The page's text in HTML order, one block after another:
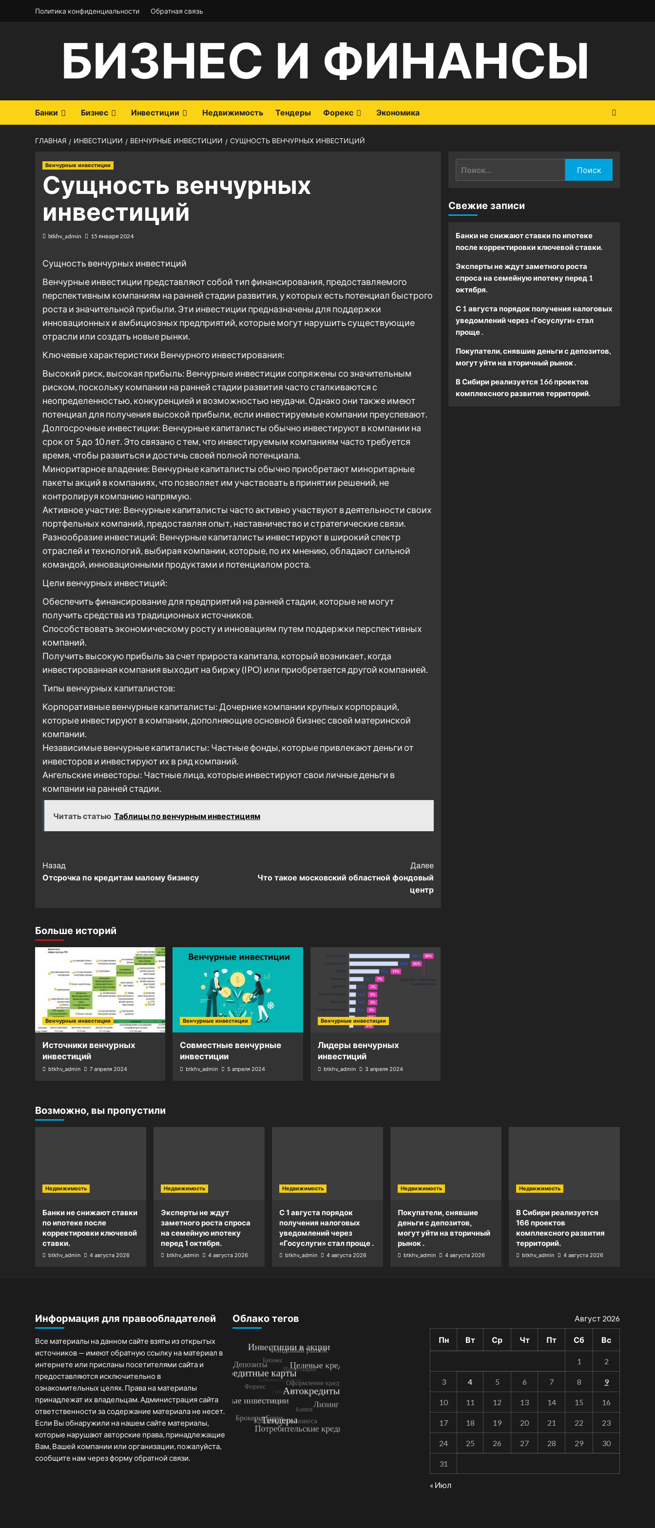
Политика конфиденциальности Обратная связь
БИЗНЕС И ФИНАНСЫ
Банки Бизнес Инвестиции Недвижимость Тендеры Форекс Экономика
ГЛАВНАЯ ИНВЕСТИЦИИ ВЕНЧУРНЫЕ ИНВЕСТИЦИИ СУЩНОСТЬ ВЕНЧУРНЫХ ИНВЕСТИЦИЙ
Венчурные инвестиции
Сущность венчурных
инвестиций
btkhv_admin 15 января 2024
Сущность венчурных инвестиций
Венчурные инвестиции представляют собой тип финансирования, предоставляемого
перспективным компаниям на ранней стадии развития, у которых есть потенциал быстрого
роста и значительной прибыли. Эти инвестиции предназначены для поддержки
инновационных и амбициозных предприятий, которые могут нарушить существующие
отрасли или создать новые рынки.
Ключевые характеристики Венчурного инвестирования:
Высокий риск, высокая прибыль: Венчурные инвестиции сопряжены со значительным
риском, поскольку компании на ранней стадии развития часто сталкиваются с
неопределенностью, конкуренцией и возможностью неудачи. Однако они также имеют
потенциал для получения высокой прибыли, если инвестируемые компании преуспевают.
Долгосрочные инвестиции: Венчурные капиталисты обычно инвестируют в компании на
срок от 5 до 10 лет. Это связано с тем, что инвестируемым компаниям часто требуется
время, чтобы развиться и достичь своей полной потенциала.
Миноритарное владение: Венчурные капиталисты обычно приобретают миноритарные
пакеты акций в компаниях, что позволяет им участвовать в принятии решений, не
контролируя компанию напрямую.
Активное участие: Венчурные капиталисты часто активно участвуют в деятельности своих
портфельных компаний, предоставляя опыт, наставничество и стратегические связи.
Разнообразие инвестиций: Венчурные капиталисты инвестируют в широкий спектр
отраслей и технологий, выбирая компании, которые, по их мнению, обладают сильной
командой, инновационными продуктами и потенциалом роста.
Цели венчурных инвестиций:
Обеспечить финансирование для предприятий на ранней стадии, которые не могут
получить средства из традиционных источников.
Способствовать экономическому росту и инновациям путем поддержки перспективных
компаний.
Получить высокую прибыль за счет прироста капитала, который возникает, когда
инвестированная компания выходит на биржу (IPO) или приобретается другой компанией.
Типы венчурных капиталистов:
Корпоративные венчурные капиталисты: Дочерние компании крупных корпораций,
которые инвестируют в компании, дополняющие основной бизнес своей материнской
компании.
Независимые венчурные капиталисты: Частные фонды, которые привлекают деньги от
инвесторов и инвестируют их в ряд компаний.
Ангельские инвесторы: Частные лица, которые инвестируют свои личные деньги в
компании на ранней стадии.
Читать статью Таблицы по венчурным инвестициям
Post
Navigation
Назад
Отсрочка по кредитам малому бизнесу
Далее
Что такое московский областной фондовый
центр
Больше историй
Венчурные инвестиции
Источники венчурных
инвестиций
btkhv_admin 7 апреля 2024
Венчурные инвестиции
Совместные венчурные
инвестиции
btkhv_admin 5 апреля 2024
Венчурные инвестиции
Лидеры венчурных
инвестиций
btkhv_admin 3 апреля 2024
Свежие записи
Банки не снижают ставки по ипотеке
после корректировки ключевой ставки.
Эксперты не ждут заметного роста
спроса на семейную ипотеку перед 1
октября.
С 1 августа порядок получения налоговых
уведомлений через «Госуслуги» стал
проще .
Покупатели, снявшие деньги с депозитов,
могут уйти на вторичный рынок .
В Сибири реализуется 166 проектов
комплексного развития территорий.
Возможно, вы пропустили
Недвижимость
Банки не снижают ставки
по ипотеке после
корректировки ключевой
ставки.
btkhv_admin 4 августа 2026
Недвижимость
Эксперты не ждут
заметного роста спроса
на семейную ипотеку
перед 1 октября.
btkhv_admin 4 августа 2026
Недвижимость
С 1 августа порядок
получения налоговых
уведомлений через
«Госуслуги» стал проще .
btkhv_admin 4 августа 2026
Недвижимость
Покупатели, снявшие
деньги с депозитов,
могут уйти на вторичный
рынок .
btkhv_admin 4 августа 2026
Недвижимость
В Сибири реализуется
166 проектов
комплексного развития
территорий.
btkhv_admin 4 августа 2026
Информация для правообладателей
Все материалы на данном сайте взяты из открытых
источников — имеют обратную ссылку на материал в
интернете или присланы посетителями сайта и
предоставляются исключительно в
ознакомительных целях. Права на материалы
принадлежат их владельцам. Администрация сайта
ответственности за содержание материала не несет.
Если Вы обнаружили на нашем сайте материалы,
которые нарушают авторские права, принадлежащие
Вам, Вашей компании или организации, пожалуйста,
сообщите нам через форму обратной связи.
Облако тегов Август 2026
Пн Вт Ср Чт Пт Сб Вс
1 2
3 4 5 6 7 8 9
10 11 12 13 14 15 16
17 18 19 20 21 22 23
24 25 26 27 28 29 30
31
« Июл